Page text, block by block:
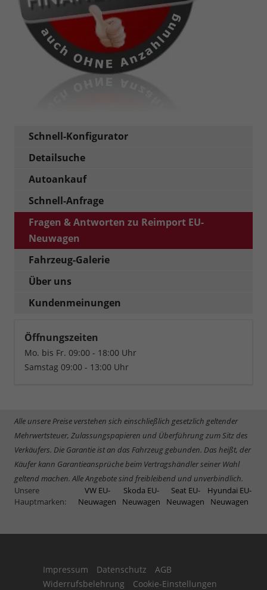
Schnell-Konfigurator
Detailsuche
Autoankauf
Schnell-Anfrage
Fragen & Antworten zu Reimport EU-
Neuwagen
Fahrzeug-Galerie
Über uns
Kundenmeinungen
Öffnungszeiten
Mo. bis Fr. 09:00 - 18:00 Uhr
Samstag 09:00 - 13:00 Uhr
Alle unsere Preise verstehen sich einschließlich gesetzlich geltender
Mehrwertsteuer, Zulassungspapieren und Überführung zum Sitz des
Verkäufers. Die Garantie ist an das Fahrzeug gebunden. Das heißt, der
Käufer kann Garantieansprüche beim Vertragshändler seiner Wahl
geltend machen. Alle Angebote sind freibleibend und unverbindlich.
Unsere
Hauptmarken:
VW EU-
Neuwagen
Skoda EU-
Neuwagen
Seat EU-
Neuwagen
Hyundai EU-
Neuwagen
Impressum Datenschutz
AGB
Widerrufsbelehrung
Cookie-Einstellungen